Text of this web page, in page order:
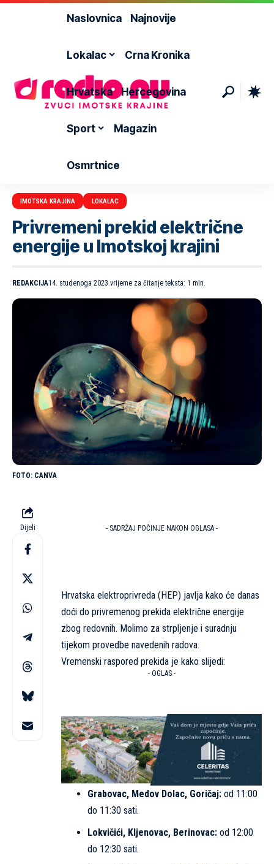
Naslovnica Najnovije
Lokalac Crna Kronika
Hrvatska Hercegovina
Sport Magazin
Osmrtnice
IMOTSKA KRAJINA LOKALAC
Privremeni prekid električne
energije u Imotskoj krajini
REDAKCIJA14. studenoga 2023.vrijeme za čitanje teksta: 1 min.
CANVA
Dijeli - SADRŽAJ POČINJE NAKON OGLASA -
Hrvatska elektroprivreda (HEP) javlja kako će danas
doći do privremenog prekida električne energije
zbog redovnih. Molimo za strpljenje i suradnju
tijekom provedbe navedenih radova.
Vremenski raspored prekida je kako slijedi:
- OGLAS -
Grabovac, Medov Dolac, Goričaj:od 11:00
do 11:30 sati.
Lokvičići, Kljenovac, Berinovac:od 12:00
do 12:30 sati.